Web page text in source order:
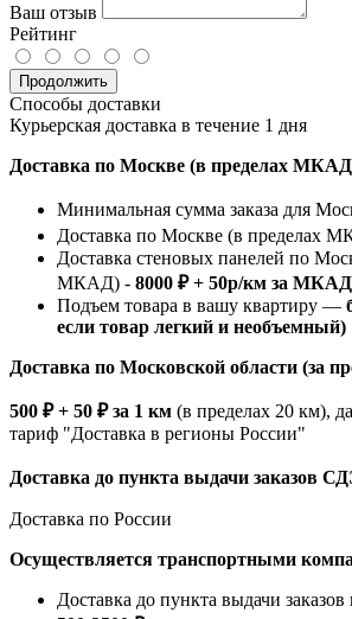
Ваш отзыв
Рейтинг
Продолжить
Способы доставки
Курьерская доставка в течение 1 дня
Доставка по Москве (в пределах
Минимальная сумма заказа для
Доставка по Москве (в пределах
Доставка стеновых панелей по
МКАД) - 8000 ₽ + 50р/км за МКАД
Подъем товара в вашу квартиру —
если товар легкий и необъемный)
Доставка по Московской области (за
500 ₽ + 50 ₽ за 1 км (в пределах 20 км),
тариф "Доставка в регионы России"
Доставка до пункта выдачи заказов
Доставка по России
Осуществляется транспортными
Доставка до пункта выдачи